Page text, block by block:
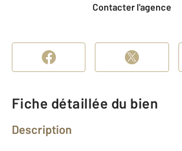
Contacter l'agence
Fiche détaillée du bien
Description